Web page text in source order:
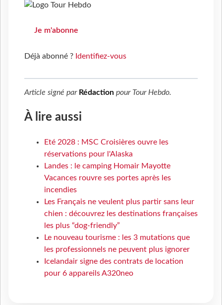
Je m'abonne
Déjà abonné ? Identifiez-vous
Article signé par Rédaction pour Tour Hebdo.
À lire aussi
Eté 2028 : MSC Croisières ouvre les
réservations pour l'Alaska
Landes : le camping Homair Mayotte
Vacances rouvre ses portes après les
incendies
Les Français ne veulent plus partir sans leur
chien : découvrez les destinations françaises
les plus “dog-friendly”
Le nouveau tourisme : les 3 mutations que
les professionnels ne peuvent plus ignorer
Icelandair signe des contrats de location
pour 6 appareils A320neo